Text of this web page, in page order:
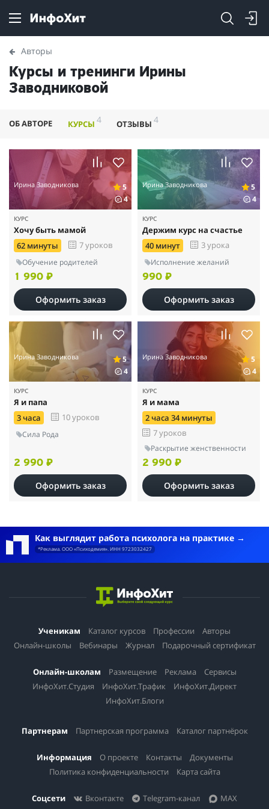
Авторы
Курсы и тренинги Ирины
Заводниковой
ОБ АВТОРЕ КУРСЫ 4 ОТЗЫВЫ4
Ирина Заводникова
5
4
КУРС
Хочу быть мамой
62 минуты
7 уроков
Обучение родителей
1 990 ₽
Оформить заказ
Ирина Заводникова
5
4
КУРС
Держим курс на счастье
40 минут
3 урока
Исполнение желаний
990 ₽
Оформить заказ
Ирина Заводникова
5
4
КУРС
Я и папа
3 часа
10 уроков
Сила Рода
2 990 ₽
Оформить заказ
Ирина Заводникова
5
4
КУРС
Я и мама
2 часа 34 минуты
7 уроков
Раскрытие женственности
2 990 ₽
Оформить заказ
Как выглядит работа психолога на практике
*Реклама. ООО «Психодемия». ИНН 9723032427
Ученикам Каталог курсов Профессии
Авторы
Онлайн-школы
Вебинары Журнал Подарочный сертификат
Онлайн-школам Размещение Реклама
Сервисы
ИнфоХит.Студия
ИнфоХит.Трафик
ИнфоХит.Директ
ИнфоХит.Блоги
Партнерам Партнерская программа Каталог партнёрок
Информация О проекте Контакты
Документы
Политика конфиденциальности
Карта сайта
Соцсети Вконтакте Telegram-канал
MAX